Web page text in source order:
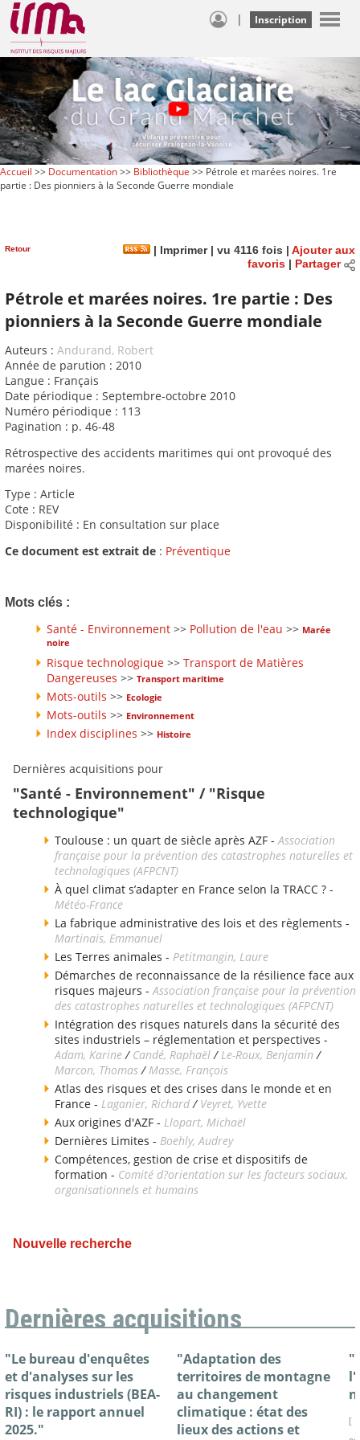
| Inscription
Accueil >> Documentation>> Bibliothèque >> Pétrole et marées noires. 1re
partie : Des pionniers à la Seconde Guerre mondiale
Retour | Imprimer| vu 4116 fois | Ajouter aux
favoris| Partager
Pétrole et marées noires. 1re partie : Des
pionniers à la Seconde Guerre mondiale
Auteurs : Andurand, Robert
Année de parution : 2010
Langue : Français
Date périodique : Septembre-octobre 2010
Numéro périodique : 113
Pagination : p. 46-48
Rétrospective des accidents maritimes qui ont provoqué des
marées noires.
Type : Article
Cote : REV
Disponibilité : En consultation sur place
Ce document est extrait de : Préventique
Mots clés :
Santé - Environnement >> Pollution de l'eau >> Marée
noire
Risque technologique >> Transport de Matières
Dangereuses >> Transport maritime
Mots-outils >> Ecologie
Mots-outils >> Environnement
Index disciplines >> Histoire
Dernières acquisitions pour
"Santé - Environnement" / "Risque
technologique"
Toulouse : un quart de siècle après AZF -Association
française pour la prévention des catastrophes naturelles et
technologiques (AFPCNT)
À quel climat s’adapter en France selon la TRACC ? -
Météo-France
La fabrique administrative des lois et des règlements -
Martinais, Emmanuel
Les Terres animales - Petitmangin, Laure
Démarches de reconnaissance de la résilience face aux
risques majeurs -Association française pour la prévention
des catastrophes naturelles et technologiques (AFPCNT)
Intégration des risques naturels dans la sécurité des
sites industriels – réglementation et perspectives -
Adam, Karine/ Candé, Raphaël/ Le-Roux, Benjamin /
Marcon, Thomas/Masse, François
Atlas des risques et des crises dans le monde et en
France - Laganier, Richard/ Veyret, Yvette
Aux origines d'AZF - Llopart, Michaël
Dernières Limites - Boehly, Audrey
Compétences, gestion de crise et dispositifs de
formation - Comité d?orientation sur les facteurs sociaux,
organisationnels et humains
Nouvelle recherche
Dernières acquisitions
"Le bureau d'enquêtes
et d'analyses sur les
risques industriels (BEA-
RI) : le rapport annuel
2025."
"Adaptation des
territoires de montagne
au changement
climatique : état des
lieux des actions et
[